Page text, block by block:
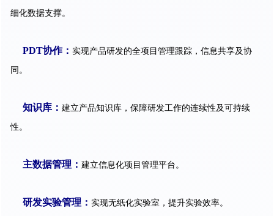
细化数据支撑。
PDT协作： 实现产品研发的全项目管理跟踪，信息共享及协
同。
知识库： 建立产品知识库，保障研发工作的连续性及可持续
性。
主数据管理： 建立信息化项目管理平台。
研发实验管理： 实现无纸化实验室，提升实验效率。